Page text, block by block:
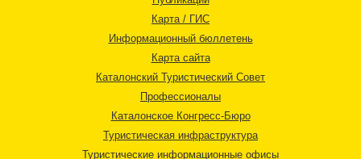
Карта / ГИС
Информационный бюллетень
Карта сайта
Каталонский Туристический Совет
Профессионалы
Каталонское Конгресс-Бюро
Туристическая инфраструктура
Туристические информационные офисы